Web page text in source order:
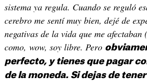
sistema ya regula. Cuando se reguló
cerebro me sentí muy bien, dejé de
negativas de la vida que me
como, wow, soy libre. Pero
perfecto, y tienes que pagar
de la moneda. Si dejas de tener